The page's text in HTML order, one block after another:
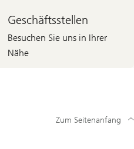
Geschäftsstellen
Besuchen Sie uns in Ihrer
Nähe
Zum Seitenanfang